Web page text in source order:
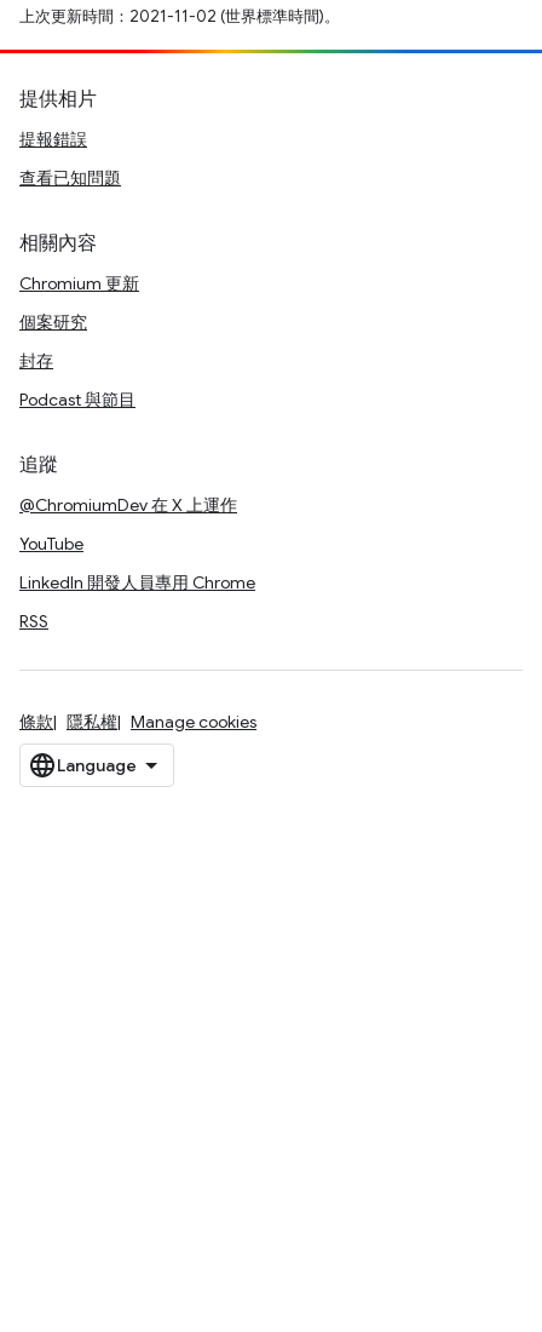
上次更新時間：2021-11-02 (世界標準時間)。
提供相片
提報錯誤
查看已知問題
相關內容
Chromium 更新
個案研究
封存
Podcast 與節目
追蹤
@ChromiumDev 在 X 上運作
YouTube
LinkedIn 開發人員專用 Chrome
RSS
條款 隱私權 Manage cookies